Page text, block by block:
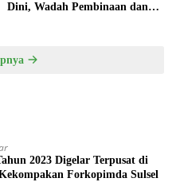
Dini, Wadah Pembinaan dan
2023 Digelar Terpusat di
Forkopimda Sulsel